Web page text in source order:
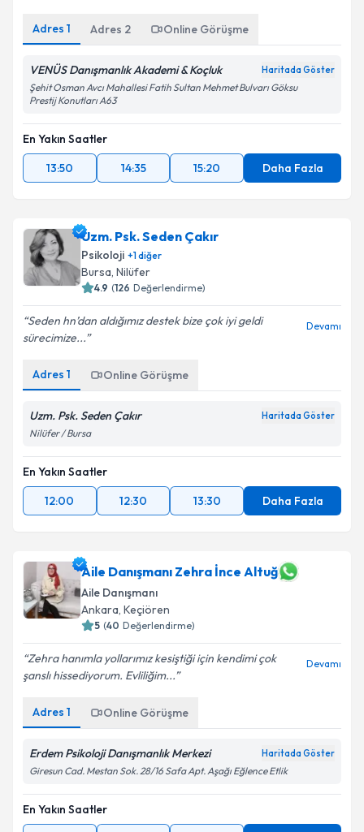
Adres 1 Adres 2 Online Görüşme
VENÜS Danışmanlık Akademi & Koçluk Haritada Göster
Şehit Osman Avcı Mahallesi Fatih Sultan Mehmet Bulvarı Göksu
Prestij Konutları A63
En Yakın Saatler
13:50
14:35 15:20 Daha Fazla
Uzm. Psk. Seden Çakır
Psikoloji +1diğer
Bursa, Nilüfer
4.9 (126 Değerlendirme)
Seden hn’dan aldığımız destek bize çok iyi geldi
sürecimize...
Devamı
Adres 1 Online Görüşme
Uzm. Psk. Seden Çakır Haritada Göster
Nilüfer / Bursa
En Yakın Saatler
12:00
12:30 13:30 Daha Fazla
Aile Danışmanı Zehra İnce Altuğ
Aile Danışmanı
Ankara, Keçiören
5 (40 Değerlendirme)
Zehra hanımla yollarımız kesiştiği için kendimi çok
şanslı hissediyorum. Evliliğim...
Devamı
Adres 1 Online Görüşme
Erdem Psikoloji Danışmanlık Merkezi Haritada Göster
Giresun Cad. Mestan Sok. 28/16 Safa Apt. Aşağı Eğlence Etlik
En Yakın Saatler